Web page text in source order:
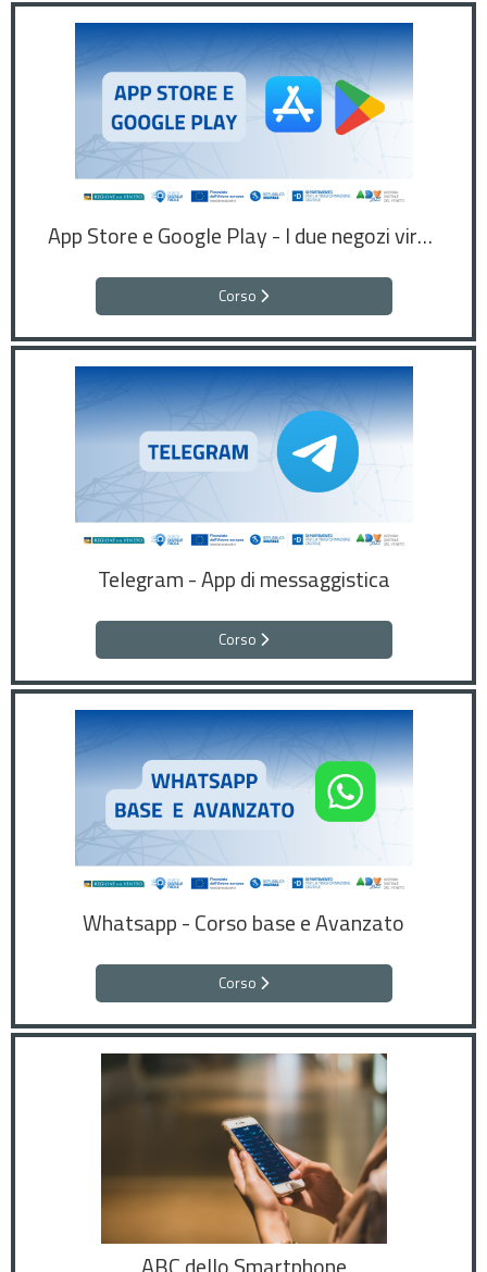
App Store e Google Play - I due negozi virtuali di applicazioni
Corso
Telegram - App di messaggistica
Corso
Whatsapp - Corso base e Avanzato
Corso